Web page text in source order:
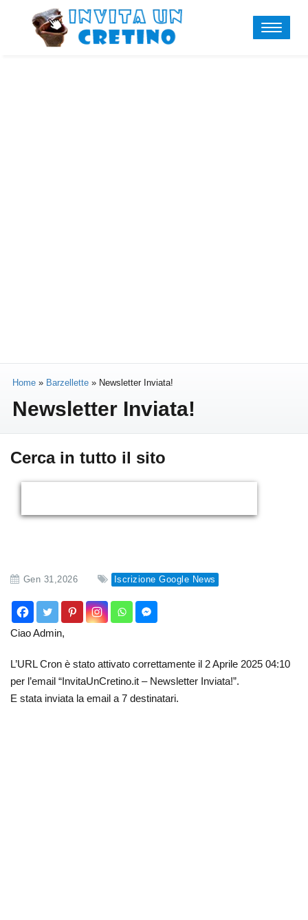
Home » Barzellette » Newsletter Inviata!
Newsletter Inviata!
Cerca in tutto il sito
Gen 31,2026 Iscrizione Google News
Ciao Admin,
L’URL Cron è stato attivato correttamente il 2 Aprile 2025 04:10
per l’email “InvitaUnCretino.it – Newsletter Inviata!”.
E stata inviata la email a 7 destinatari.